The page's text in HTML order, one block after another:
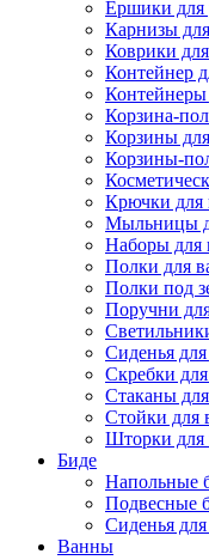
Ёршики для
Карнизы
Коврики
Контейнер
Контейнеры
Корзина-
Корзины
Корзины-
Крючки для
Мыльницы
Наборы для
Полки для
Полки под
Поручни
Сиденья
Скребки
Стаканы
Стойки для
Шторки для
Биде
Напольные
Подвесные
Сиденья
Ванны